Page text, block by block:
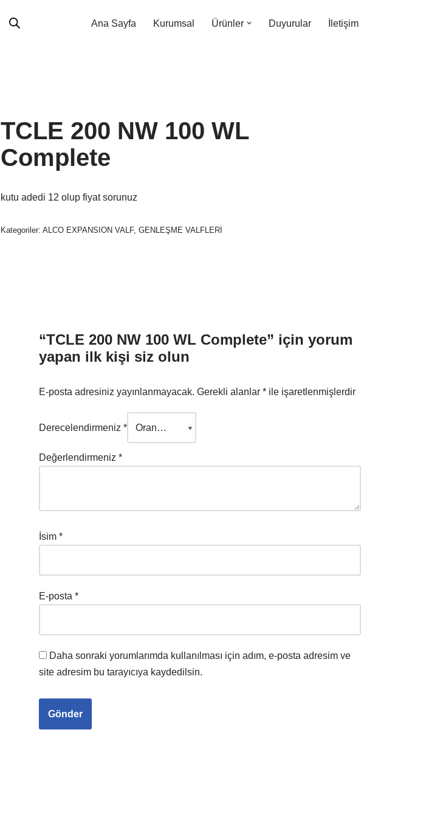
Ana Sayfa Kurumsal Ürünler Duyurular İletişim
TCLE 200 NW 100 WL
Complete
kutu adedi 12 olup fiyat sorunuz
Kategoriler:ALCO EXPANSION VALF,GENLEŞME VALFLERİ
“TCLE 200 NW 100 WL Complete” için yorum
yapan ilk kişi siz olun
E-posta adresiniz yayınlanmayacak. Gerekli alanlar * ile işaretlenmişlerdir
Derecelendirmeniz *
Değerlendirmeniz *
İsim *
E-posta *
Daha sonraki yorumlarımda kullanılması için adım, e-posta adresim ve
site adresim bu tarayıcıya kaydedilsin.